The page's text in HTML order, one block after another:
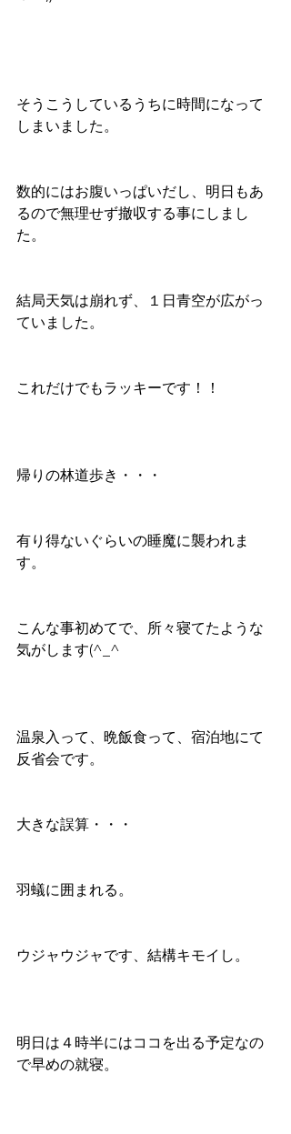
そうこうしているうちに時間になって
しまいました。
数的にはお腹いっぱいだし、明日もあ
るので無理せず撤収する事にしまし
た。
結局天気は崩れず、１日青空が広がっ
ていました。
これだけでもラッキーです！！
帰りの林道歩き・・・
有り得ないぐらいの睡魔に襲われま
す。
こんな事初めてで、所々寝てたような
気がします(^_^ゞ
温泉入って、晩飯食って、宿泊地にて
反省会です。
大きな誤算・・・
羽蟻に囲まれる。
ウジャウジャです、結構キモイし。
明日は４時半にはココを出る予定なの
で早めの就寝。